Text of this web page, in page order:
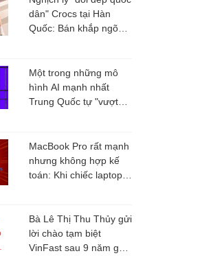
dân" Crocs tại Hàn
Quốc: Bán khắp ngõ
Một trong những mô
hình AI mạnh nhất
Trung Quốc tự "vượt
MacBook Pro rất mạnh
nhưng không hợp kế
toán: Khi chiếc laptop
toán của người dùng
Bà Lê Thị Thu Thủy gửi
lời chào tạm biệt
VinFast sau 9 năm gắn